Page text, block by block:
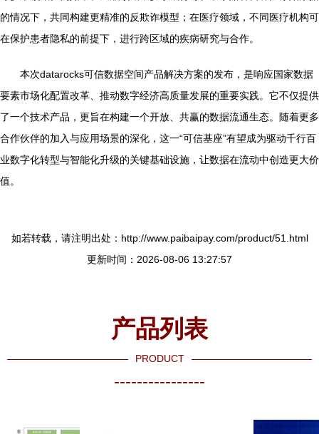
的情况下，共同构建更精准的反欺诈模型；在医疗领域，不同医疗机构可
在保护患者隐私的前提下，进行跨区域的疾病研究与合作。
本次datarocks可信数据空间产品解决方案的发布，是响应国家数据
要素市场化配置改革、推动数字经济高质量发展的重要实践。它不仅提供
了一个技术产品，更旨在构建一个开放、共赢的数据流通生态。随着更多
合作伙伴的加入与应用场景的深化，这一“可信基座”有望成为驱动千行百
业数字化转型与智能化升级的关键基础设施，让数据在流动中创造更大价
值。
如若转载，请注明出处：http://www.paibaipay.com/product/51.html
更新时间：2026-08-06 13:27:57
产品列表
PRODUCT
----------------